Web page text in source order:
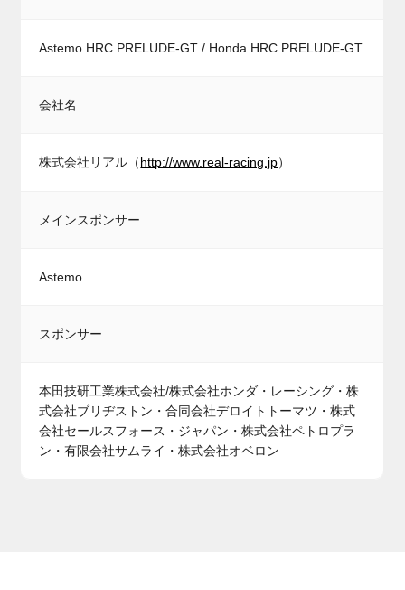
Astemo HRC PRELUDE-GT / Honda HRC PRELUDE-GT
会社名
株式会社リアル（http://www.real-racing.jp）
メインスポンサー
Astemo
スポンサー
本田技研工業株式会社/株式会社ホンダ・レーシング・株
式会社ブリヂストン・合同会社デロイトトーマツ・株式
会社セールスフォース・ジャパン・株式会社ペトロプラ
ン・有限会社サムライ・株式会社オベロン